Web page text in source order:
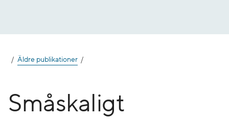
Äldre publikationer
Småskaligt